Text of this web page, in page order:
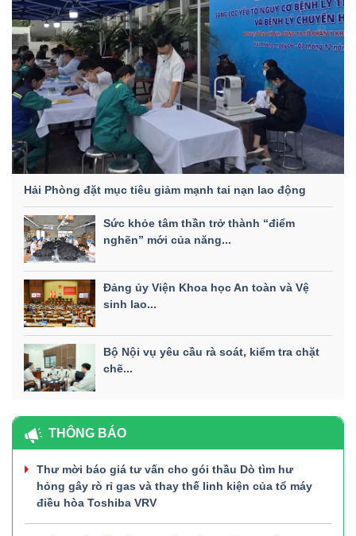
Hải Phòng đặt mục tiêu giảm mạnh tai nạn lao động
Sức khỏe tâm thần trở thành “điểm
nghẽn” mới của năng...
Đảng ủy Viện Khoa học An toàn và Vệ
sinh lao...
Bộ Nội vụ yêu cầu rà soát, kiểm tra chặt
chẽ...
THÔNG BÁO
Thư mời báo giá tư vấn cho gói thầu Dò tìm hư
hỏng gây rò rỉ gas và thay thế linh kiện của tổ máy
điều hòa Toshiba VRV